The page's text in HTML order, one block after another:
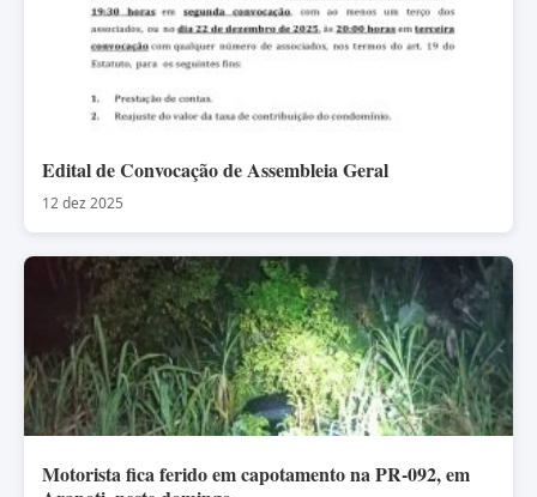
Edital de Convocação de Assembleia Geral
12 dez 2025
Motorista fica ferido em capotamento na PR-092, em